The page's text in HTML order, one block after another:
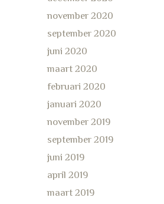
november 2020
september 2020
juni 2020
maart 2020
februari 2020
januari 2020
november 2019
september 2019
juni 2019
april 2019
maart 2019